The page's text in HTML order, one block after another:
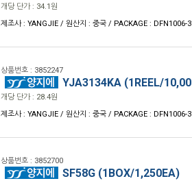
개당 단가 : 34.1원
제조사 : YANGJIE / 원산지 : 중국 / PACKAGE : DFN1006-
상품번호 : 3852247
YJA3134KA (1REEL/
개당 단가 : 28.4원
제조사 : YANGJIE / 원산지 : 중국 / PACKAGE : DFN1006-
상품번호 : 3852700
SF58G (1BOX/1,250EA)